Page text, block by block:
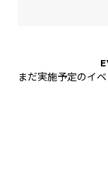
まだ実施予定のイ